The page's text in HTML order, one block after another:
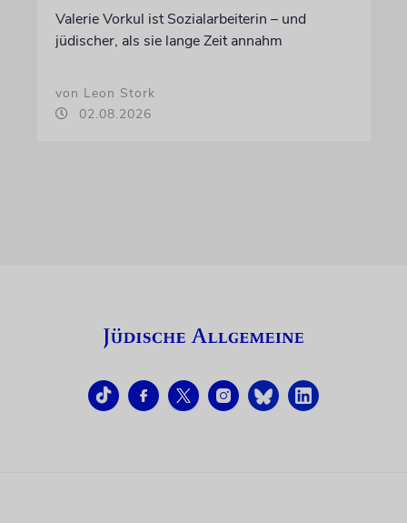
Valerie Vorkul ist Sozialarbeiterin – und
jüdischer, als sie lange Zeit annahm
von Leon Stork
02.08.2026